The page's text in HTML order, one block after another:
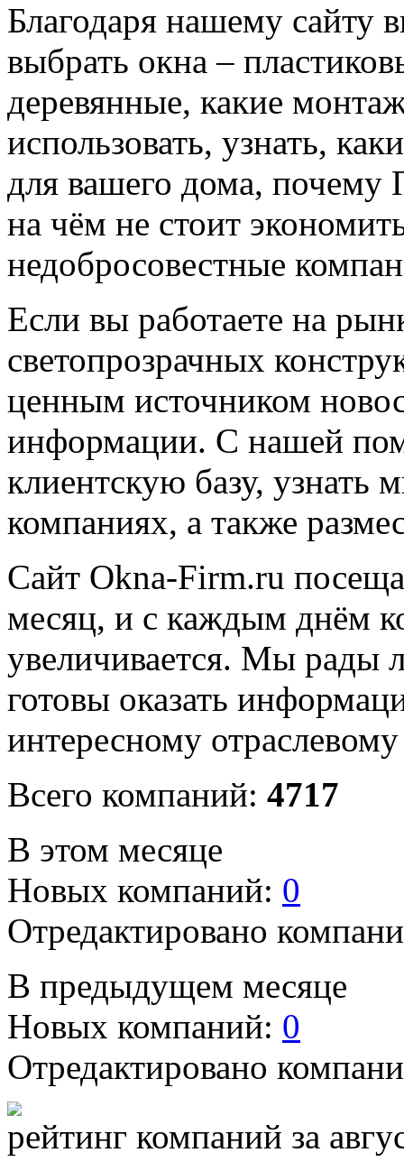
Благодаря нашему сайту
выбрать окна –
деревянные, какие
использовать, узнать,
для вашего дома, почему
на чём не стоит
недобросовестные
Если вы работаете на
светопрозрачных
ценным источником
информации. С нашей
клиентскую базу, узнать
компаниях, а также
Сайт Okna-Firm.ru
месяц, и с каждым днём
увеличивается. Мы
готовы оказать
интересному
Всего компаний: 4717
В этом месяце
Новых компаний: 0
Отредактировано
В предыдущем месяце
Новых компаний: 0
Отредактировано
рейтинг компаний за